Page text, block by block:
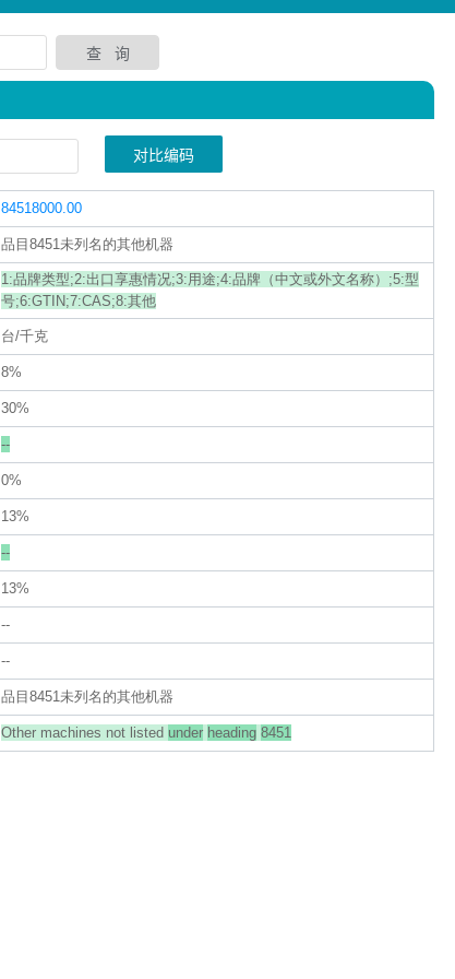
对比编码
84518000.00
品目8451未列名的其他机器
1:品牌类型;2:出口享惠情况;3:用途;4:品牌（中文或外文名称）;5:型
号;6:GTIN;7:CAS;8:其他
台/千克
8%
30%
--
0%
13%
--
13%
--
--
品目8451未列名的其他机器
Other machines not listed under heading 8451